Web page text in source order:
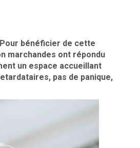
bénéficier de cette
marchandes ont répondu
un espace accueillant
pas de panique,